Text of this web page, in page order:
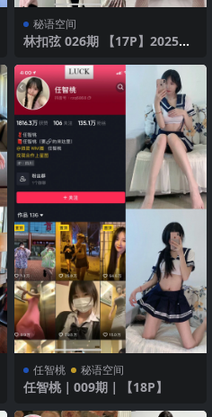
秘语空间
林扣弦 026期 【17P】2025年
任智桃 秘语空间
任智桃｜009期｜【18P】